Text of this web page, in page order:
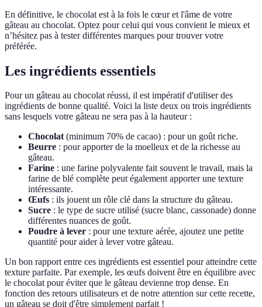
En définitive, le chocolat est à la fois le cœur et l'âme de votre
gâteau au chocolat. Optez pour celui qui vous convient le mieux et
n’hésitez pas à tester différentes marques pour trouver votre
préférée.
Les ingrédients essentiels
Pour un gâteau au chocolat réussi, il est impératif d'utiliser des
ingrédients de bonne qualité. Voici la liste deux ou trois ingrédients
sans lesquels votre gâteau ne sera pas à la hauteur :
Chocolat(minimum 70% de cacao) : pour un goût riche.
Beurre : pour apporter de la moelleux et de la richesse au
gâteau.
Farine : une farine polyvalente fait souvent le travail, mais la
farine de blé complète peut également apporter une texture
intéressante.
Œufs : ils jouent un rôle clé dans la structure du gâteau.
Sucre : le type de sucre utilisé (sucre blanc, cassonade) donne
différentes nuances de goût.
Poudre à lever : pour une texture aérée, ajoutez une petite
quantité pour aider à lever votre gâteau.
Un bon rapport entre ces ingrédients est essentiel pour atteindre cette
texture parfaite. Par exemple, les œufs doivent être en équilibre avec
le chocolat pour éviter que le gâteau devienne trop dense. En
fonction des retours utilisateurs et de notre attention sur cette recette,
un gâteau se doit d'être simplement parfait !